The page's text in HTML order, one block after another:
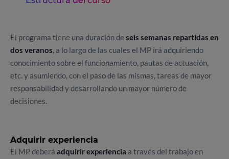
El programa tiene una duración de seis semanas repartidas en
dos veranos, a lo largo de las cuales el MP irá adquiriendo
conocimiento sobre el funcionamiento, pautas de actuación,
etc. y asumiendo, con el paso de las mismas, tareas de mayor
responsabilidad y desarrollando un mayor número de
decisiones.
Adquirir experiencia
El MP deberá adquirir experiencia a través del trabajo en